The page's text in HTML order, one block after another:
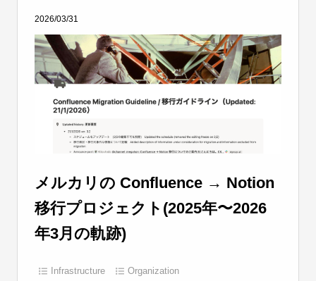
2026/03/31
メルカリの Confluence → Notion
移行プロジェクト(2025年〜2026
年3月の軌跡)
Infrastructure
Organization